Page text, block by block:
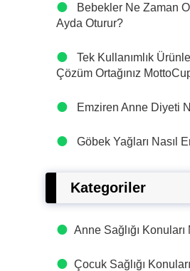
Bebekler Ne Zaman
Ayda Oturur?
Tek Kullanımlık
Çözüm Ortağınız
Emziren Anne Diyeti
Göbek Yağları Nasıl
Kategoriler
Anne Sağlığı Konuları
Çocuk Sağlığı